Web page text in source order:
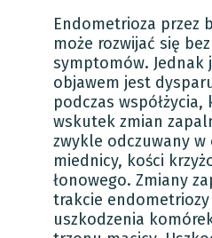
Endometrioza przez
może rozwijać się
symptomów. Jednak
objawem jest
podczas
wskutek zmian
zwykle odczuwany w
miednicy, kości
łonowego. Zmiany
trakcie
uszkodzenia